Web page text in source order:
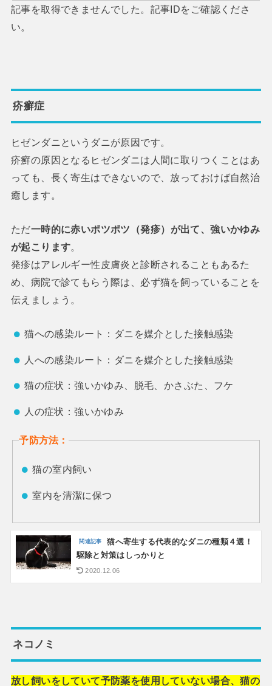
記事を取得できませんでした。記事IDをご確認くださ
い。
疥癬症
ヒゼンダニというダニが原因です。
疥癬の原因となるヒゼンダニは人間に取りつくことはあ
っても、長く寄生はできないので、放っておけば自然治
癒します。
ただ一時的に赤いポツポツ（発疹）が出て、強いかゆみ
が起こります。
発疹はアレルギー性皮膚炎と診断されることもあるた
め、病院で診てもらう際は、必ず猫を飼っていることを
伝えましょう。
猫への感染ルート：ダニを媒介とした接触感染
人への感染ルート：ダニを媒介とした接触感染
猫の症状：強いかゆみ、脱毛、かさぶた、フケ
人の症状：強いかゆみ
予防方法：
猫の室内飼い
室内を清潔に保つ
猫へ寄生する代表的なダニの種類４選！
駆除と対策はしっかりと
2020.12.06
ネコノミ
放し飼いをしていて予防薬を使用していない場合、猫の